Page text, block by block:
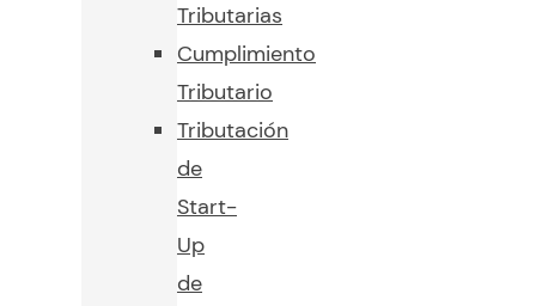
Tributarias
Cumplimiento
Tributario
Tributación
de
Start-
Up
de